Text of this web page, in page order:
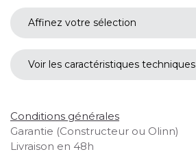
Affinez votre sélection
Voir les caractéristiques techniques
Conditions générales
Garantie (Constructeur ou Olinn)
Livraison en 48h